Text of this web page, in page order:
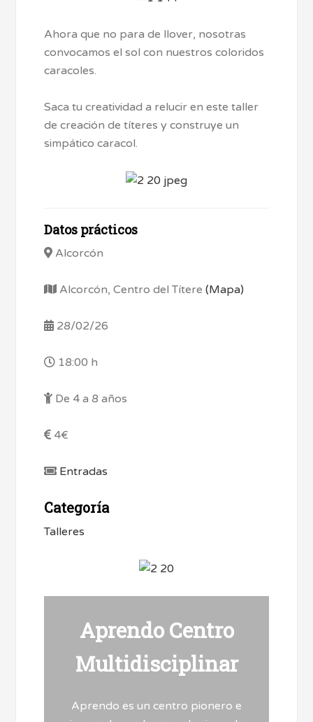
Ahora que no para de llover, nosotras
convocamos el sol con nuestros coloridos
caracoles.
Saca tu creatividad a relucir en este taller
de creación de títeres y construye un
simpático caracol.
Datos prácticos
Alcorcón
Alcorcón, Centro del Títere(Mapa)
28/02/26
18:00 h
De 4 a 8 años
4€
Entradas
Categoría
Talleres
Aprendo Centro
Multidisciplinar
Aprendo es un centro pionero e